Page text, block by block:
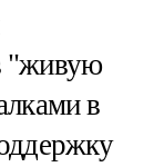
"живую
в